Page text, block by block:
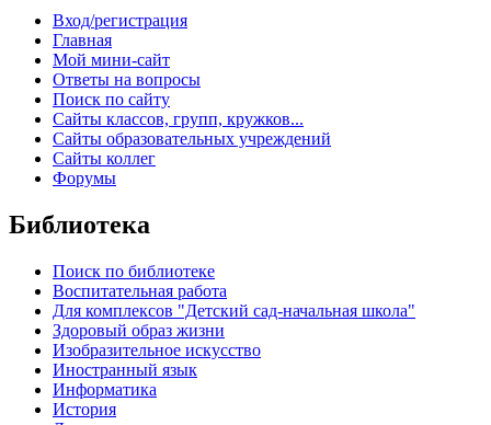
Вход/регистрация
Главная
Мой мини-сайт
Ответы на вопросы
Поиск по сайту
Сайты классов, групп, кружков...
Сайты образовательных учреждений
Сайты коллег
Форумы
Библиотека
Поиск по библиотеке
Воспитательная работа
Для комплексов "Детский сад-начальная школа"
Здоровый образ жизни
Изобразительное искусство
Иностранный язык
Информатика
История